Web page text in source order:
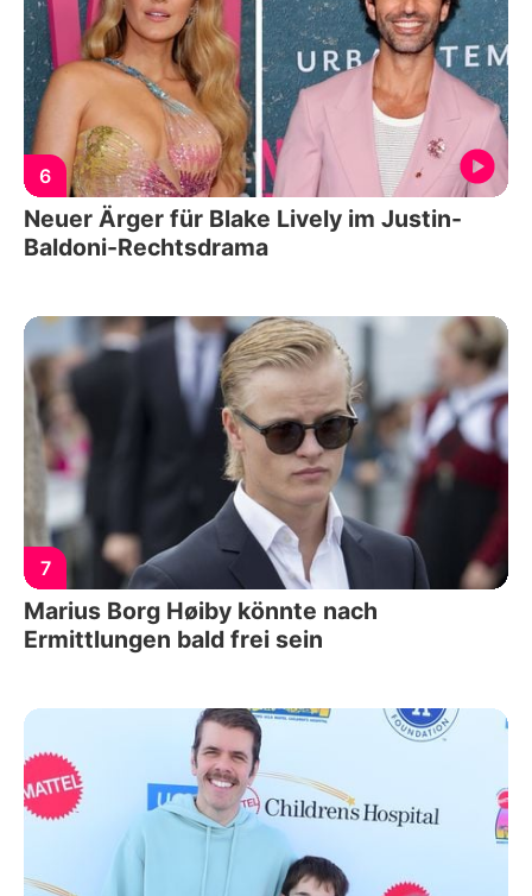
6
Neuer Ärger für Blake Lively im Justin-
Baldoni-Rechtsdrama
7
Marius Borg Høiby könnte nach
Ermittlungen bald frei sein